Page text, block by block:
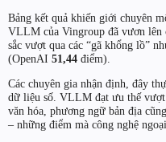
Bảng kết quả khiến giới chuyên
VLLM của Vingroup đã vươn
sắc vượt qua các “gã khổng lồ”
(OpenAI 51,44 điểm).
Các chuyên gia nhận định, đây
dữ liệu số. VLLM đạt ưu thế
văn hóa, phương ngữ bản địa
– những điểm mà công nghệ